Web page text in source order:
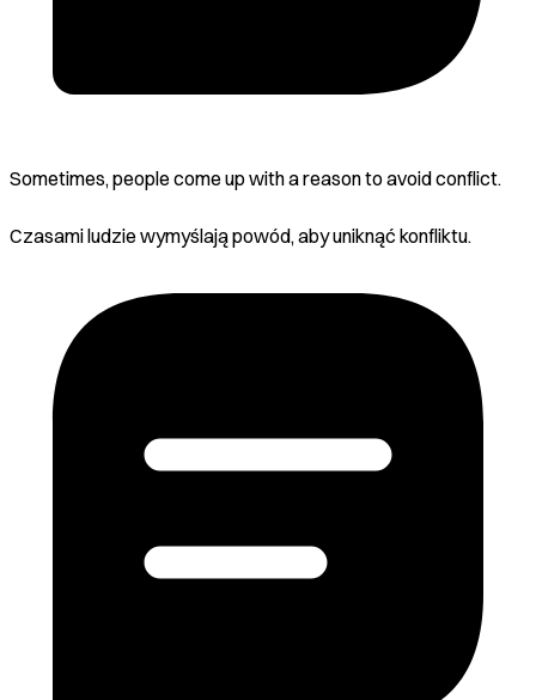
Sometimes, people come up with a reason to avoid conflict.
Czasami ludzie wymyślają powód, aby uniknąć konfliktu.